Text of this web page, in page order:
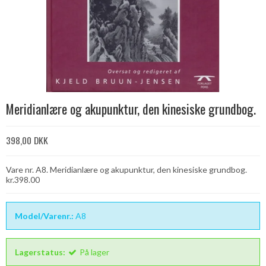
Meridianlære og akupunktur, den kinesiske grundbog.
398,00 DKK
Vare nr. A8. Meridianlære og akupunktur, den kinesiske grundbog.
kr.398.00
Model/Varenr.: A8
Lagerstatus: På lager